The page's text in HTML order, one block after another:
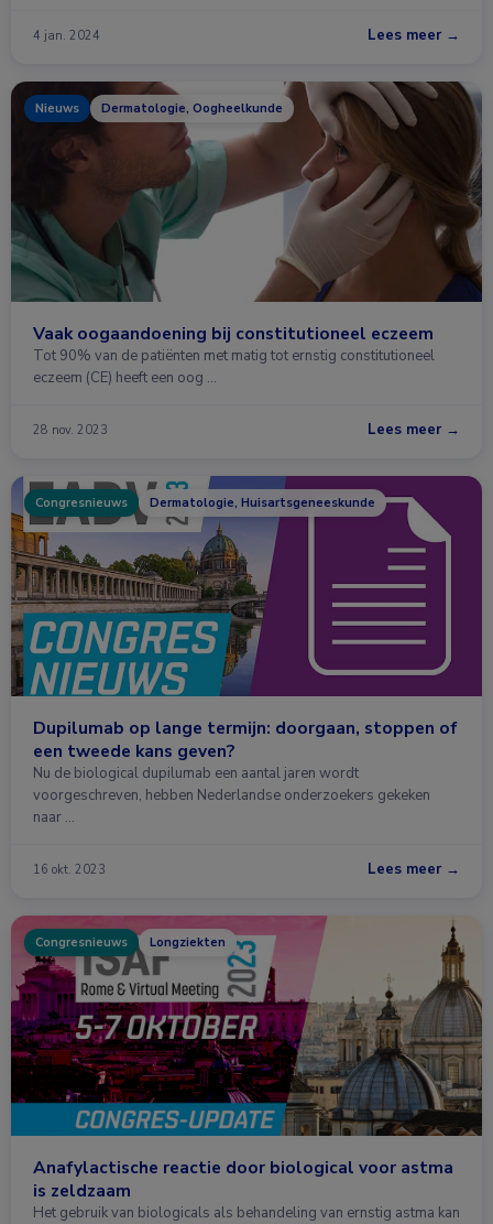
4 jan. 2024 Lees meer →
Nieuws Dermatologie, Oogheelkunde
Vaak oogaandoening bij constitutioneel eczeem
Tot 90% van de patiënten met matig tot ernstig constitutioneel
eczeem (CE) heeft een oog …
28 nov. 2023 Lees meer →
Congresnieuws Dermatologie, Huisartsgeneeskunde
Dupilumab op lange termijn: doorgaan, stoppen of
een tweede kans geven?
Nu de biological dupilumab een aantal jaren wordt
voorgeschreven, hebben Nederlandse onderzoekers gekeken
naar …
16 okt. 2023 Lees meer →
Congresnieuws Longziekten
Anafylactische reactie door biological voor astma
is zeldzaam
Het gebruik van biologicals als behandeling van ernstig astma kan